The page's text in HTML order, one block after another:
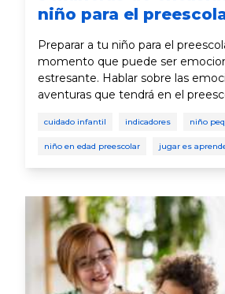
niño para el
Preparar a tu niño para el
momento que puede ser
estresante. Hablar sobre las
aventuras que tendrá en el
maneras en las que puedes
sentirse preparado y
cuidado infantil indicadores niño
niño en edad preescolar jugar es